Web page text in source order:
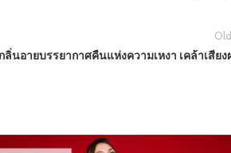
กลิ่นอายบรรยากาศคืนแห่งความเหงา เคล้าเสียง